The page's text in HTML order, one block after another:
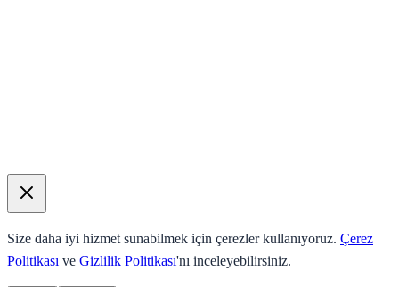
Size daha iyi hizmet sunabilmek için çerezler kullanıyoruz. Çerez
Politikası ve Gizlilik Politikası'nı inceleyebilirsiniz.